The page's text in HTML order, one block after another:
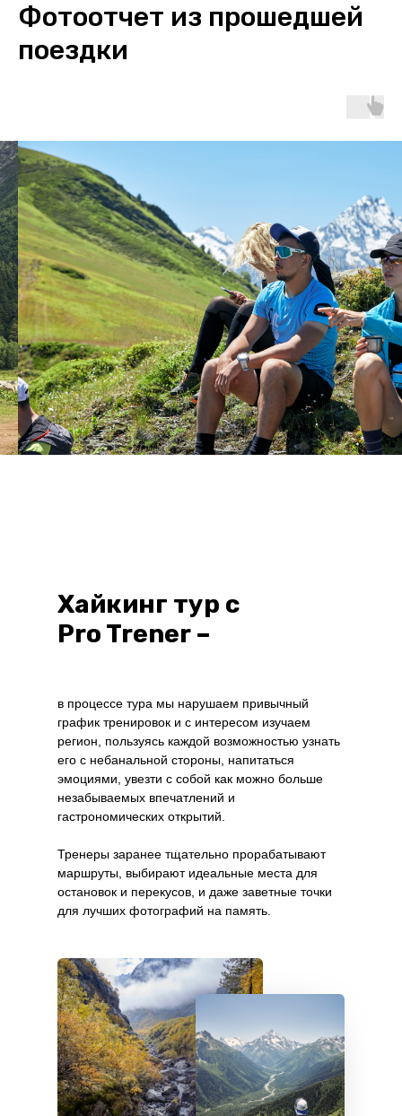
Фотоотчет из прошедшей
поездки
Хайкинг тур c
Pro Trener –
в процессе тура мы нарушаем привычный
график тренировок и с интересом изучаем
регион, пользуясь каждой возможностью узнать
его с небанальной стороны, напитаться
эмоциями, увезти с собой как можно больше
незабываемых впечатлений и
гастрономических открытий.
Тренеры заранее тщательно прорабатывают
маршруты, выбирают идеальные места для
остановок и перекусов, и даже заветные точки
для лучших фотографий на память.